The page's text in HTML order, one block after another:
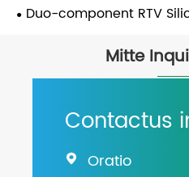
Duo-component RTV
Mitte
Contactus
 Oratio